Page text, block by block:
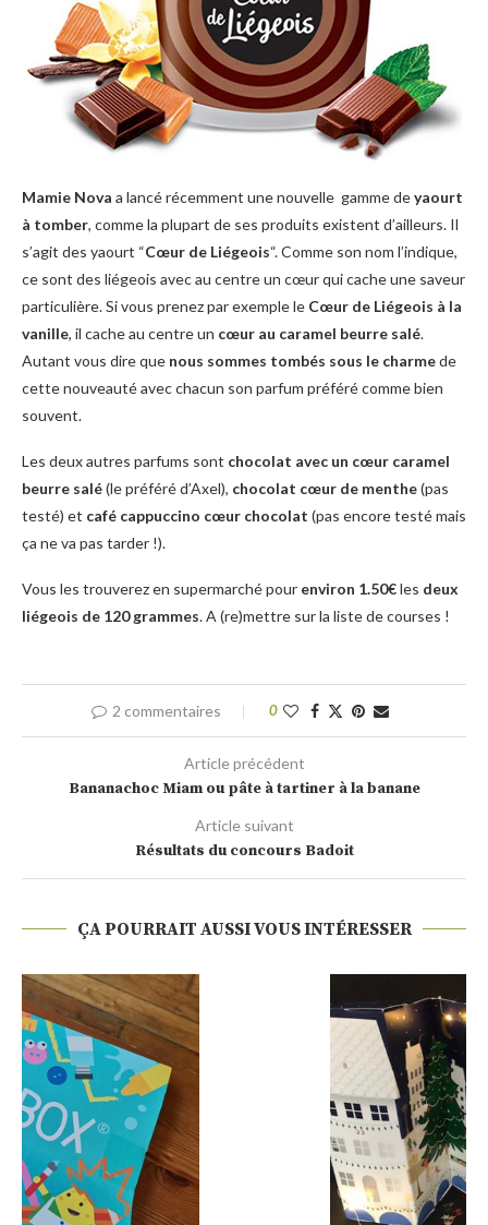
Mamie Nova a lancé récemment une nouvelle gamme deyaourt
à tomber, comme la plupart de ses produits existent d’ailleurs. Il
s’agit des yaourt “Cœur de Liégeois“. Comme son nom l’indique,
ce sont des liégeois avec au centre un cœur qui cache une saveur
particulière. Si vous prenez par exemple le Cœur de Liégeois à la
vanille, il cache au centre un cœur au caramel beurre salé.
Autant vous dire que nous sommes tombés sous le charmede
cette nouveauté avec chacun son parfum préféré comme bien
souvent.
Les deux autres parfums sont chocolat avec un cœur caramel
beurre salé(le préféré d’Axel), chocolat cœur de menthe(pas
testé) et café cappuccino cœur chocolat (pas encore testé mais
ça ne va pas tarder !).
Vous les trouverez en supermarché pour environ 1.50€les deux
liégeois de 120 grammes. A (re)mettre sur la liste de courses !
2 commentaires 0
Article précédent
Bananachoc Miam ou pâte à tartiner à la banane
Article suivant
Résultats du concours Badoit
ÇA POURRAIT AUSSI VOUS INTÉRESSER